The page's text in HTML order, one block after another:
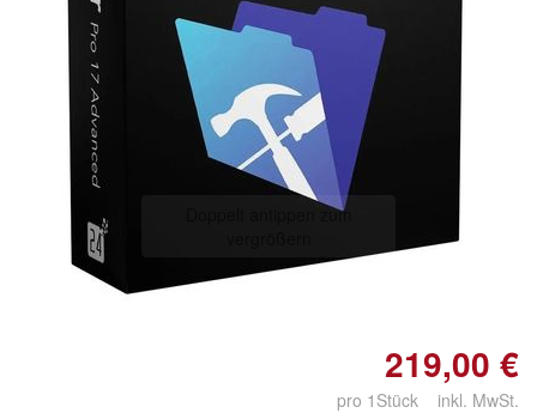
Doppelt antippen zum
219,00 €
pro 1Stück inkl. MwSt.